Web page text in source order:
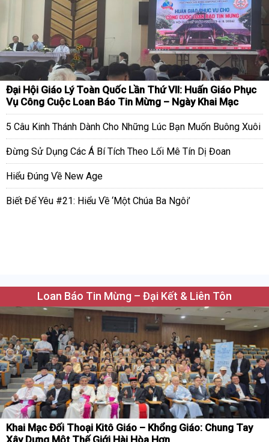
Đại Hội Giáo Lý Toàn Quốc Lần Thứ VII: Huấn Giáo Phục
Vụ Công Cuộc Loan Báo Tin Mừng – Ngày Khai Mạc
5 Câu Kinh Thánh Dành Cho Những Lúc Bạn Muốn Buông Xuôi
Đừng Sử Dụng Các Á Bí Tích Theo Lối Mê Tín Dị Đoan
Hiểu Đúng Về New Age
Biết Để Yêu #21: Hiểu Về ‘Một Chúa Ba Ngôi’
Loan Báo Tin Mừng – Đại Kết & Liên Tôn
Khai Mạc Đối Thoại Kitô Giáo – Khổng Giáo: Chung Tay
Xây Dựng Một Thế Giới Hài Hòa Hơn